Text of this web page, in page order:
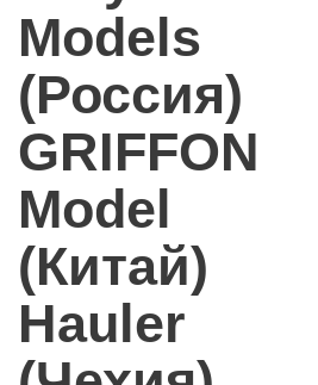
Models
(Россия)
GRIFFON
Model
(Китай)
Hauler